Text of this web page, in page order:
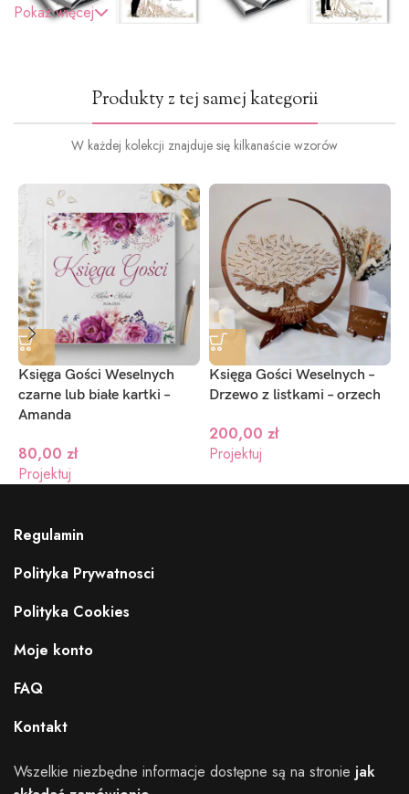
Pokaż więcej
Produkty z tej samej kategorii
W każdej kolekcji znajduje się kilkanaście wzorów
Księga Gości Weselnych
czarne lub białe kartki –
Amanda
80,00 zł
Projektuj
Księga Gości Weselnych –
Drzewo z listkami – orzech
200,00 zł
Projektuj
Regulamin
Polityka Prywatnosci
Polityka Cookies
Moje konto
FAQ
Kontakt
Wszelkie niezbędne informacje dostępne są na stronie jak